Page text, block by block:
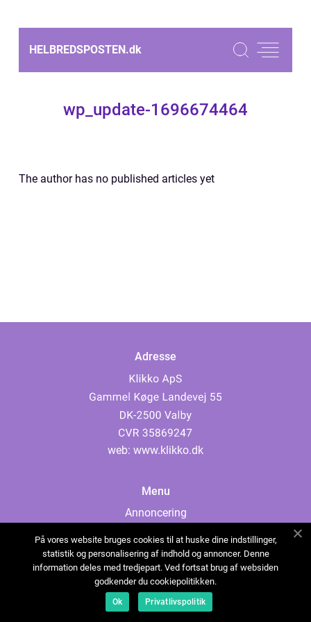
HELBREDSPOSTEN.dk
wp_update-1696674464
The author has no published articles yet
Adresse
web: www.klikko.dk
Menu
Annoncering
Cookies
Kontakt os
Sitemap
På vores website bruges cookies til at huske dine indstillinger,
statistik og personalisering af indhold og annoncer. Denne
information deles med tredjepart. Ved fortsat brug af websiden
godkender du cookiepolitikken.
Ok Privatlivspolitik